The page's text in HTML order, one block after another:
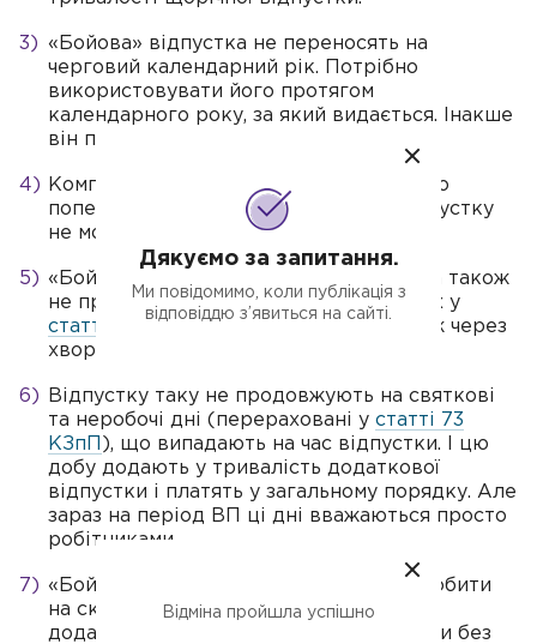
«Бойова» відпустка не переносять на
черговий календарний рік. Потрібно
використовувати його протягом
календарного року, за який видається. Інакше
він прогорить.
Компенсувати грошима за поточний або
попередній календарні роки таку відпустку
не можна.
«Бойова» відпустка не переноситься, а також
не продовжується з причин, зазначених у
статті 11 Закону про відпустки
. А також через
хворобу співробітника в такий період.
Відпустку таку не продовжують на святкові
та неробочі дні (перераховані у статті 73
КЗпП ), що випадають на час відпустки. І цю
добу додають у тривалість додаткової
відпустки і платять у загальному порядку. Але
зараз на період ВП ці дні вважаються просто
робітниками.
«Бойова» відпустка неможливо роздробити
на складові. Усі чотирнадцять днів
додаткової відпустки необхідно пройти без
Дякуємо за запитання.
Ми повідомимо, коли публікація з
відповіддю з’явиться на сайті.
Відміна пройшла успішно